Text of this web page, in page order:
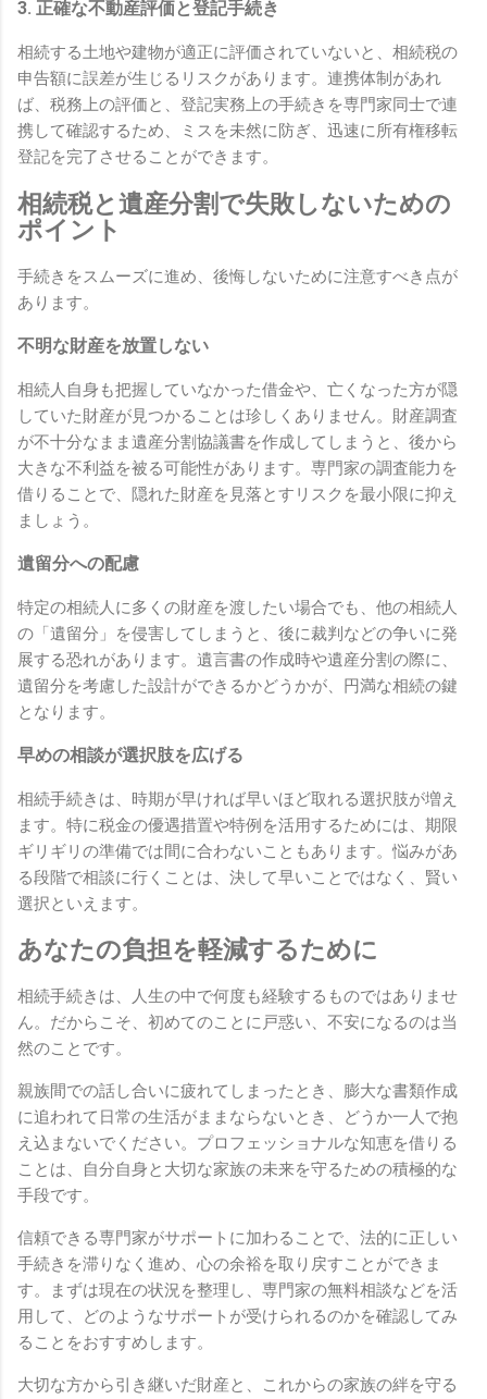
3. 正確な不動産評価と登記手続き
相続する土地や建物が適正に評価されていないと、 相続税の
申告額に誤差が生じるリスクがあります。 連携体制があれ
ば、 税務上の評価と、 登記実務上の手続きを専門家同士で連
携して確認するため、
ミスを未然に防ぎ、 迅速に所有権移転
登記を完了させることができます。
相続税と遺産分割で失敗しないための
ポイント
手続きをスムーズに進め、 後悔しないために注意すべき点が
あります。
不明な財産を放置しない
相続人自身も把握していなかった借金や、 亡くなった方が隠
していた財産が見つかることは珍しくありません。 財産調査
が不十分なまま遺産分割協議書を作成してしまうと、 後から
大きな不利益を被る可能性があります。 専門家の調査能力を
借りることで、隠れた財産を見落とすリスクを最小限に抑え
ましょう。
遺留分への配慮
特定の相続人に多くの財産を渡したい場合でも、他の相続人
の「遺留分」を侵害してしまうと、後に裁判などの争いに発
展する恐れがあります。遺言書の作成時や遺産分割の際に、
遺留分を考慮した設計ができるかどうかが、円満な相続の鍵
となります。
早めの相談が選択肢を広げる
相続手続きは、時期が早ければ早いほど取れる選択肢が増え
ます。特に税金の優遇措置や特例を活用するためには、期限
ギリギリの準備では間に合わないこともあります。悩みがあ
る段階で相談に行くことは、決して早いことではなく、賢い
選択といえます。
あなたの負担を軽減するために
相続手続きは、人生の中で何度も経験するものではありませ
ん。だからこそ、初めてのことに戸惑い、不安になるのは当
然のことです。
親族間での話し合いに疲れてしまったとき、膨大な書類作成
に追われて日常の生活がままならないとき、どうか一人で抱
え込まないでください。プロフェッショナルな知恵を借りる
ことは、自分自身と大切な家族の未来を守るための積極的な
手段です。
信頼できる専門家がサポートに加わることで、法的に正しい
手続きを滞りなく進め、心の余裕を取り戻すことができま
す。まずは現在の状況を整理し、専門家の無料相談などを活
用して、どのようなサポートが受けられるのかを確認してみ
ることをおすすめします。
大切な方から引き継いだ財産と、これからの家族の絆を守る